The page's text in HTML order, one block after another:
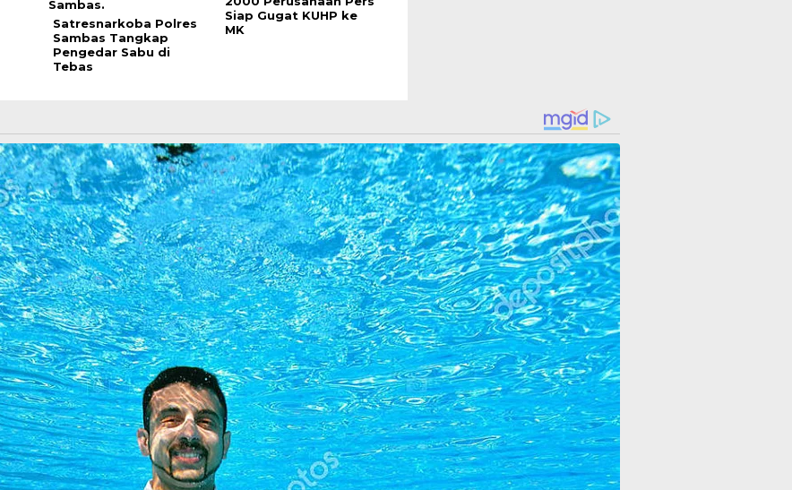
Satresnarkoba Polres
Sambas Tangkap
Pengedar Sabu di
Tebas
Siap Gugat KUHP ke
MK